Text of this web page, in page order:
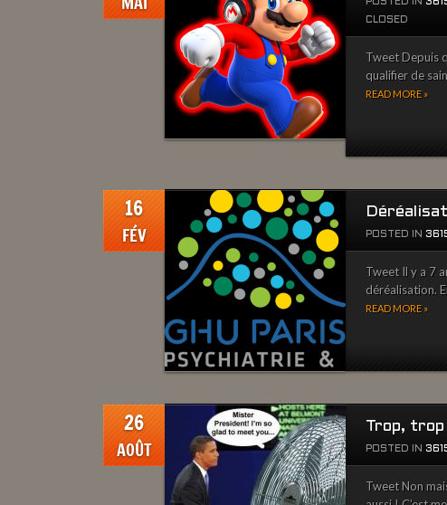
POSTED IN
CLOSED
Tweet Depuis
qualifier de
READ MORE »
16
FÉV POSTED IN
Tweet Il y a 7
déréalisation.
READ MORE »
26
AOÛT
Trop,
POSTED IN
Tweet Non